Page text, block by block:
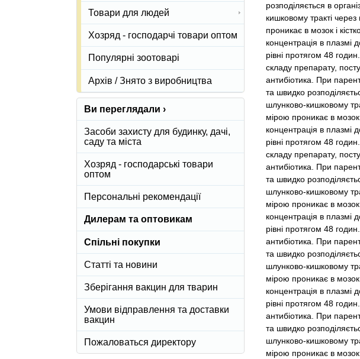
розподіляється в
кишковому тракті
проникає в мозок і
концентрація в плазмі
рівні протягом 48
складу препарату,
антибіотика. При
та швидко
шлунково-кишковому
мірою проникає в
концентрація в плазмі
рівні протягом 48
складу препарату,
антибіотика. При
та швидко
шлунково-кишковому
мірою проникає в
концентрація в плазмі
рівні протягом 48
антибіотика. При
та швидко
шлунково-кишковому
мірою проникає в
концентрація в плазмі
рівні протягом 48
антибіотика. При
та швидко
шлунково-кишковому
мірою проникає в
Товари для людей
Хозряд - господарчі товари оптом
Популярні зоотоварі
Архів / Знято з виробництва
Ви переглядали ›
Засоби захисту для будинку, дачі,
саду та міста
Хозряд - господарські товари
оптом
Персональні рекомендації
Дилерам та оптовикам
Спільні покупки
Статті та новини
Зберігання вакцин для тварин
Умови відправлення та доставки
вакцин
Пожаловаться директору